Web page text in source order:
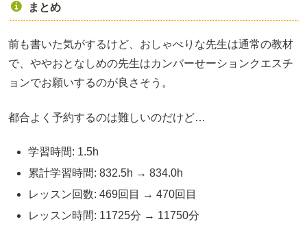
まとめ
前も書いた気がするけど、おしゃべりな先生は通常の教材
で、ややおとなしめの先生はカンバーせーションクエスチ
ョンでお願いするのが良さそう。
都合よく予約するのは難しいのだけど…
学習時間: 1.5h
累計学習時間: 832.5h → 834.0h
レッスン回数: 469回目 → 470回目
レッスン時間: 11725分 → 11750分